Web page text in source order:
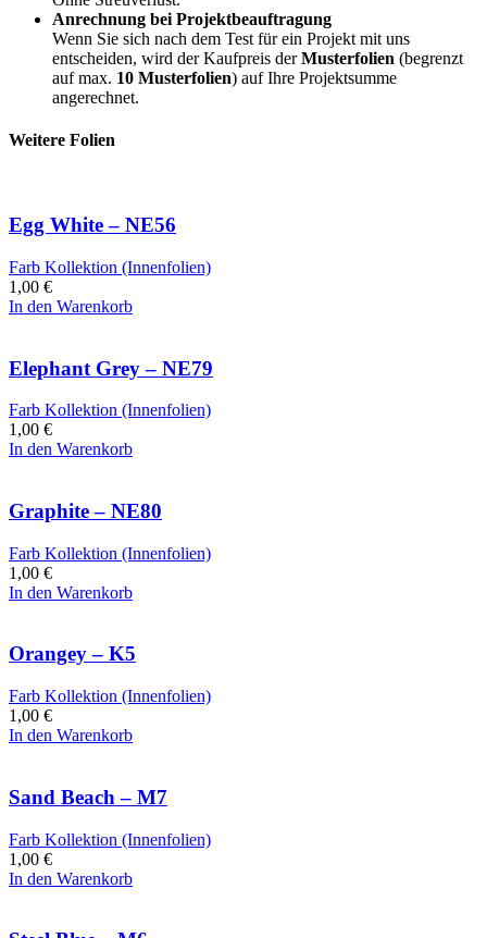
Anrechnung bei Projektbeauftragung
Wenn Sie sich nach dem Test für ein Projekt mit uns
entscheiden, wird der Kaufpreis derMusterfolien (begrenzt
auf max. 10 Musterfolien) auf Ihre Projektsumme
angerechnet.
Weitere Folien
Egg White – NE56
Farb Kollektion (Innenfolien)
1,00 €
In den Warenkorb
Elephant Grey – NE79
Farb Kollektion (Innenfolien)
1,00 €
In den Warenkorb
Graphite – NE80
Farb Kollektion (Innenfolien)
1,00 €
In den Warenkorb
Orangey – K5
Farb Kollektion (Innenfolien)
1,00 €
In den Warenkorb
Sand Beach – M7
Farb Kollektion (Innenfolien)
1,00 €
In den Warenkorb